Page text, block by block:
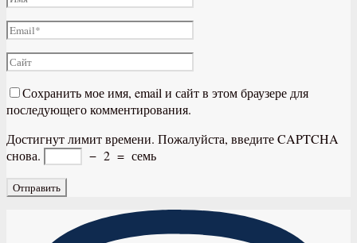
Сохранить мое имя, email и сайт в этом браузере для
последующего комментирования.
Достигнут лимит времени. Пожалуйста, введите CAPTCHA
снова.
− 2 = семь